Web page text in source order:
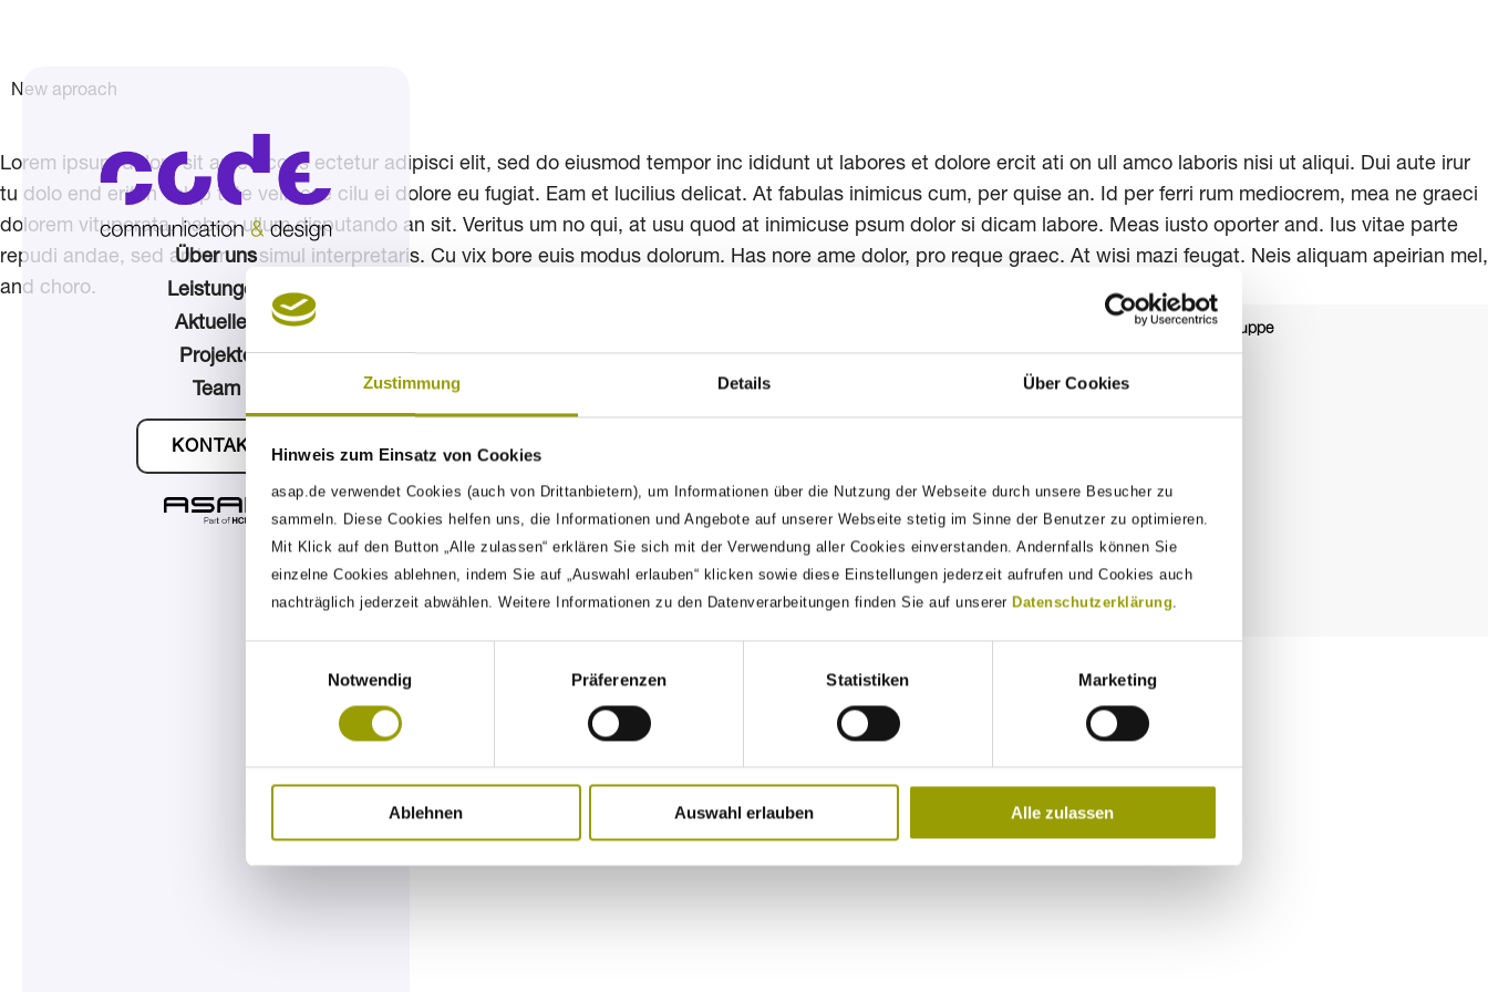
Zustimmung Details Über Cookies
Hinweis zum Einsatz von Cookies
asap.de verwendet Cookies (auch von Drittanbietern), um Informationen über die Nutzung der Webseite durch unsere Besucher zu
sammeln. Diese Cookies helfen uns, die Informationen und Angebote auf unserer Webseite stetig im Sinne der Benutzer zu optimieren.
Mit Klick auf den Button „Alle zulassen“ erklären Sie sich mit der Verwendung aller Cookies einverstanden. Andernfalls können Sie
einzelne Cookies ablehnen, indem Sie auf „Auswahl erlauben“ klicken sowie diese Einstellungen jederzeit aufrufen und Cookies auch
nachträglich jederzeit abwählen. Weitere Informationen zu den Datenverarbeitungen finden Sie auf unserer Datenschutzerklärung.
Notwendig
Präferenzen Statistiken Marketing
Ablehnen Auswahl erlauben Alle zulassen
Über uns
Leistungen
Aktuelles
Projekte
Team
KONTAKT
New aproach
Lorem ipsum dolors sit amet, cons ectetur adipisci elit, sed do eiusmod tempor inc ididunt ut labores et dolore ercit ati on ull amco laboris nisi ut aliqui. Dui aute irur
tu dolo end erit in volup tate velit ese cilu ei dolore eu fugiat. Eam et lucilius delicat. At fabulas inimicus cum, per quise an. Id per ferri rum mediocrem, mea ne graeci
dolorem vituperata, habeo ullum disputando an sit. Veritus um no qui, at usu quod at inimicuse psum dolor si dicam labore. Meas iusto oporter and. Ius vitae parte
repudi andae, sed an harum simul interpretaris. Cu vix bore euis modus dolorum. Has nore ame dolor, pro reque graec. At wisi mazi feugat. Neis aliquam apeirian mel,
and choro.
ASAP Gruppe